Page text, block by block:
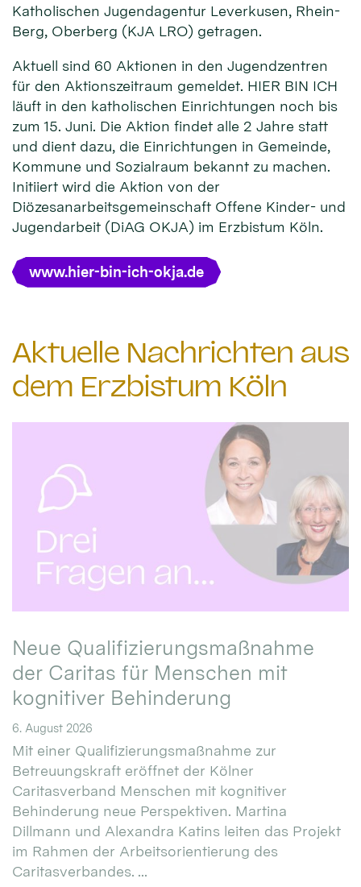
Katholischen Jugendagentur Leverkusen, Rhein-
Berg, Oberberg (KJA LRO) getragen.
Aktuell sind 60 Aktionen in den Jugendzentren
für den Aktionszeitraum gemeldet. HIER BIN ICH
läuft in den katholischen Einrichtungen noch bis
zum 15. Juni. Die Aktion findet alle 2 Jahre statt
und dient dazu, die Einrichtungen in Gemeinde,
Kommune und Sozialraum bekannt zu machen.
Initiiert wird die Aktion von der
Diözesanarbeitsgemeinschaft Offene Kinder- und
Jugendarbeit (DiAG OKJA) im Erzbistum Köln.
www.hier-bin-ich-okja.de
Aktuelle Nachrichten aus
dem Erzbistum Köln
Neue Qualifizierungsmaßnahme
der Caritas für Menschen mit
kognitiver Behinderung
6. August 2026
Mit einer Qualifizierungsmaßnahme zur
Betreuungskraft eröffnet der Kölner
Caritasverband Menschen mit kognitiver
Behinderung neue Perspektiven. Martina
Dillmann und Alexandra Katins leiten das Projekt
im Rahmen der Arbeitsorientierung des
Caritasverbandes. ...